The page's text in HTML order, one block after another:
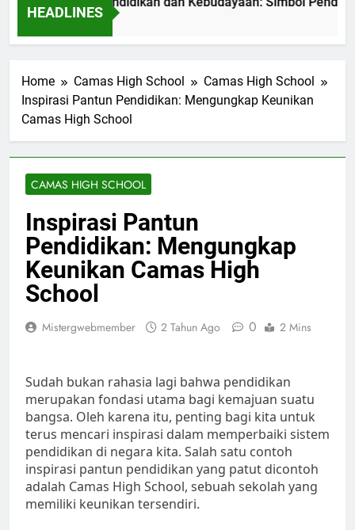
HEADLINES
Home Camas High School
Camas High School
Inspirasi Pantun Pendidikan: Mengungkap Keunikan
Camas High School
CAMAS HIGH SCHOOL
Inspirasi Pantun
Pendidikan: Mengungkap
Keunikan Camas High
School
Mistergwebmember 2 Tahun Ago 0 2 Mins
Sudah bukan rahasia lagi bahwa pendidikan
merupakan fondasi utama bagi kemajuan suatu
bangsa. Oleh karena itu, penting bagi kita untuk
terus mencari inspirasi dalam memperbaiki sistem
pendidikan di negara kita. Salah satu contoh
inspirasi pantun pendidikan yang patut dicontoh
adalah Camas High School, sebuah sekolah yang
memiliki keunikan tersendiri.